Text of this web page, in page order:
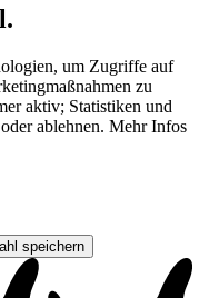
um Zugriffe auf
zu
aktiv; Statistiken und
ablehnen. Mehr Infos
speichern